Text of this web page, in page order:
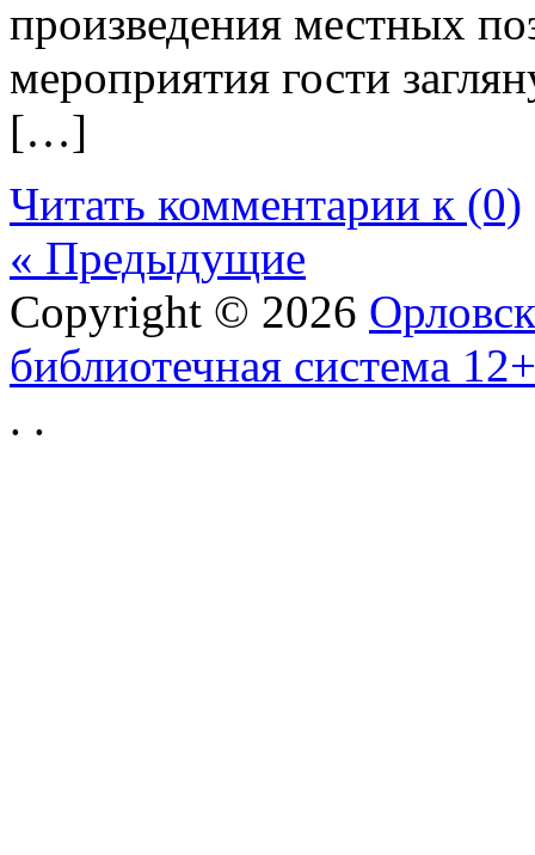
произведения местных
мероприятия гости
[…]
Читать комментарии к (0)
« Предыдущие
Copyright © 2026
библиотечная система 12+
. .